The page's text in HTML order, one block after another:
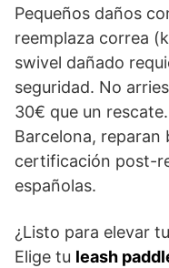
Pequeños daños
reemplaza correa
swivel dañado
seguridad. No
30€ que un
Barcelona, reparan
certificación post-
españolas.
¿Listo para elevar
Elige tu leash